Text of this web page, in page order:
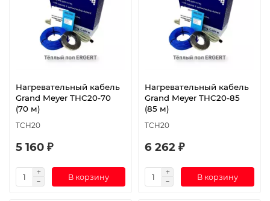
Нагревательный кабель
Grand Meyer THC20-70
(70 м)
TCH20
5 160 ₽
В корзину
Нагревательный кабель
Grand Meyer THC20-85
(85 м)
TCH20
6 262 ₽
В корзину